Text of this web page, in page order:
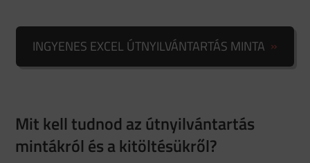
INGYENES EXCEL ÚTNYILVÁNTARTÁS MINTA
Mit kell tudnod az útnyilvántartás
mintákról és a kitöltésükről?